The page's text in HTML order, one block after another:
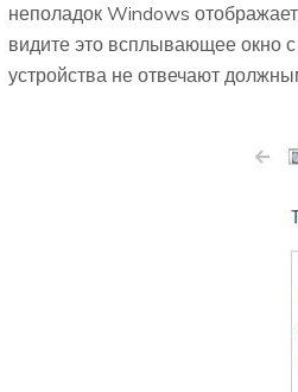
неполадок Windows
видите это всплывающее окно
устройства не отвечают